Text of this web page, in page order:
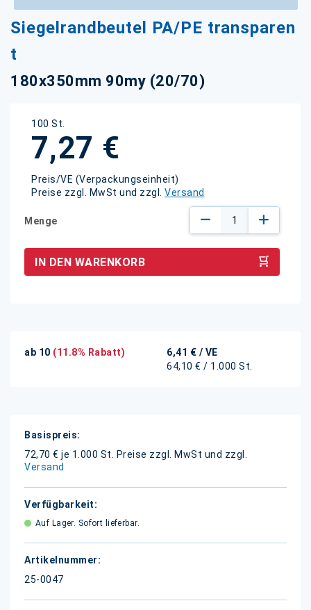
Siegelrandbeutel PA/PE transparen
t
180x350mm 90my (20/70)
100 St.
7,27 €
Preis/VE (Verpackungseinheit)
Preise zzgl. MwSt und zzgl. Versand
Menge
IN DEN WARENKORB
ab 10 (11.8% Rabatt) 6,41 € / VE
64,10 € / 1.000 St.
Weitere
Informationen
72,70 € je 1.000 St.
Preise zzgl. MwSt und zzgl.
Versand
Auf Lager. Sofort lieferbar.
25-0047
Zum
Anfang
der
Bildgalerie
springen